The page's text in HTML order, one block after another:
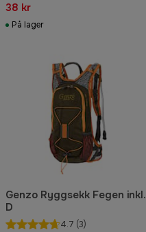
38 kr
På lager
Genzo Ryggsekk Fegen inkl.
D
4.7 (3)